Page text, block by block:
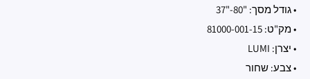
• גודל מסך: "80-"37
• מק"ט: 81000-001-15
• יצרן: LUMI
• צבע: שחור